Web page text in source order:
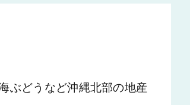
ぶどうなど沖縄北部の地産